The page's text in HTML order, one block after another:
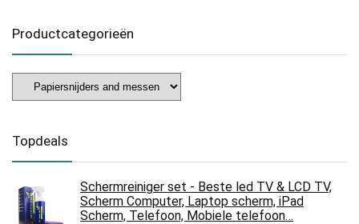
Productcategorieën
Topdeals
Schermreiniger set - Beste led TV & LCD TV,
Scherm Computer, Laptop scherm, iPad
Scherm, Telefoon, Mobiele telefoon…